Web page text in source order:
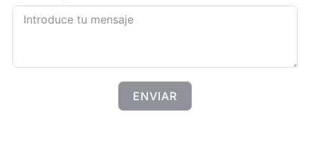
ENVIAR